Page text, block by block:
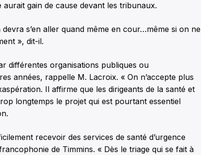
aurait gain de cause devant les tribunaux.
s’en aller quand même en cour…même si on ne
», dit-il.
différentes organisations publiques ou
années, rappelle M. Lacroix. « On n’accepte plus
Il affirme que les dirigeants de la santé et
longtemps le projet qui est pourtant essentiel
recevoir des services de santé d’urgence
de Timmins. « Dès le triage qui se fait à